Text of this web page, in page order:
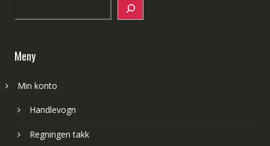
Meny
Min konto
Handlevogn
Regningen takk